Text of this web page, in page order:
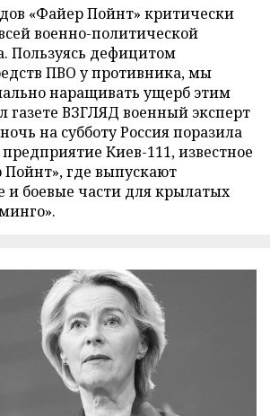
«Файер Пойнт» критически
военно-политической
Пользуясь дефицитом
ПВО у противника, мы
наращивать ущерб этим
газете ВЗГЛЯД военный эксперт
на субботу Россия поразила
Киев-111, известное
где выпускают
боевые части для крылатых